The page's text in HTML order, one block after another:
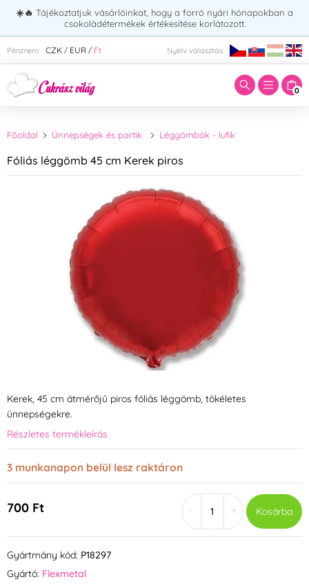
☀️🔥 Tájékoztatjuk vásárlóinkat, hogy a forró nyári hónapokban a
csokoládétermékek értékesítése korlátozott.
Pénznem: CZK / EUR / Ft Nyelv választás:
0
Adja meg a keresett kifejezést:
Főoldal Ünnepségek és partik Léggömbök - lufik
Fóliás léggömb 45 cm Kerek piros
Kerek, 45 cm átmérőjű piros fóliás léggömb, tökéletes
ünnepségekre.
Részletes termékleírás
3 munkanapon belül lesz raktáron
700 Ft + Kosárba
Gyártmány kód: P18297
Gyártó: Flexmetal